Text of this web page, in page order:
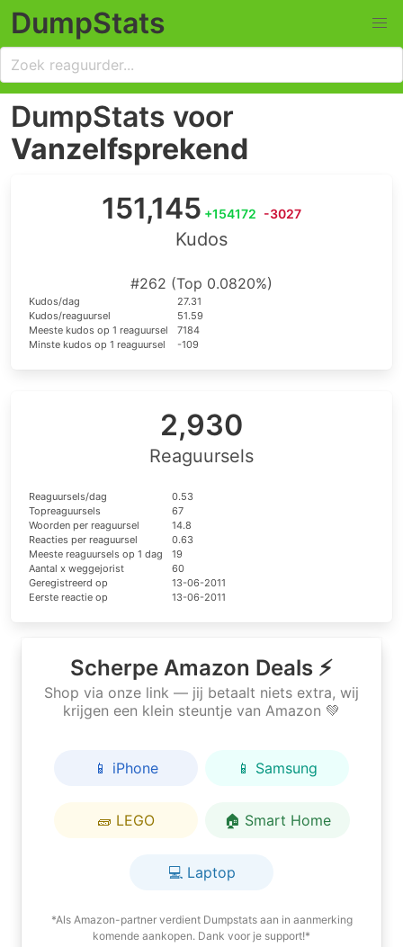
DumpStats
DumpStats voor
Vanzelfsprekend
151,145 +154172 -3027
Kudos
#262 (Top 0.0820%)
Kudos/dag
27.31
Kudos/reaguursel
51.59
Meeste kudos op 1 reaguursel
7184
Minste kudos op 1 reaguursel
-109
2,930
Reaguursels
Reaguursels/dag
0.53
Topreaguursels
67
Woorden per reaguursel
14.8
Reacties per reaguursel
0.63
Meeste reaguursels op 1 dag
19
Aantal x weggejorist
60
Geregistreerd op
13-06-2011
Eerste reactie op
13-06-2011
Scherpe Amazon Deals ⚡
Shop via onze link — jij betaalt niets extra, wij
krijgen een klein steuntje van Amazon 💚
📱 iPhone 📱 Samsung
🧱 LEGO 🏠 Smart Home
💻 Laptop
*Als Amazon-partner verdient Dumpstats aan in aanmerking
komende aankopen. Dank voor je support!*